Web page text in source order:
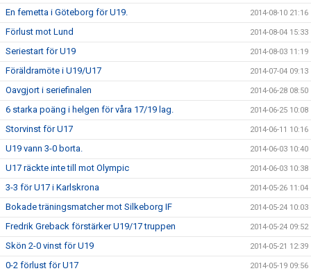
En femetta i Göteborg för U19. 2014-08-10 21:16
Förlust mot Lund 2014-08-04 15:33
Seriestart för U19 2014-08-03 11:19
Föräldramöte i U19/U17 2014-07-04 09:13
Oavgjort i seriefinalen 2014-06-28 08:50
6 starka poäng i helgen för våra 17/19 lag. 2014-06-25 10:08
Storvinst för U17 2014-06-11 10:16
U19 vann 3-0 borta. 2014-06-03 10:40
U17 räckte inte till mot Olympic 2014-06-03 10:38
3-3 för U17 i Karlskrona 2014-05-26 11:04
Bokade träningsmatcher mot Silkeborg IF 2014-05-24 10:03
Fredrik Greback förstärker U19/17 truppen 2014-05-24 09:52
Skön 2-0 vinst för U19 2014-05-21 12:39
0-2 förlust för U17 2014-05-19 09:56